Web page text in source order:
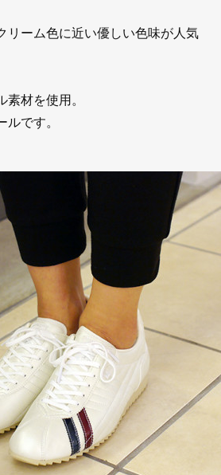
リーム色に近い優しい色味が人気
材を使用。
です。